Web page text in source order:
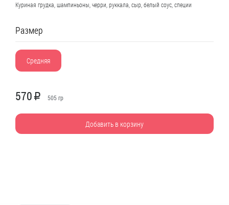
Куриная грудка, шампиньоны, черри, руккала, сыр, белый соус, специи
Размер
Средняя
570R 505гр
Добавить в корзину